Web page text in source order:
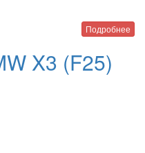
Подробнее
X3 (F25)